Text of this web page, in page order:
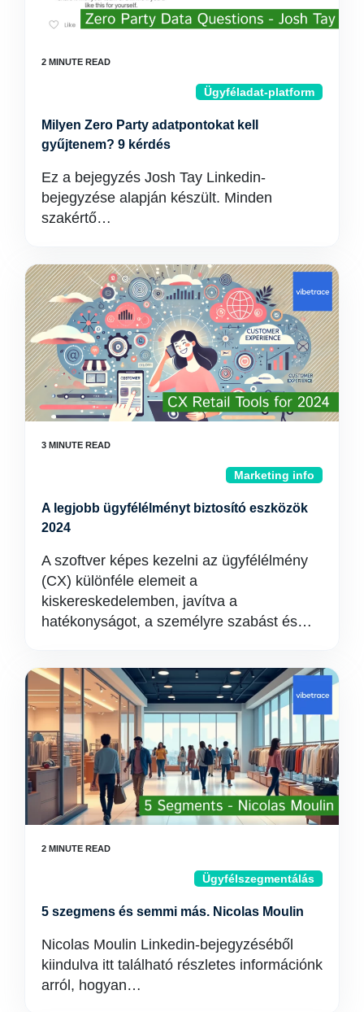
Ügyféladat-platform
Milyen Zero Party adatpontokat kell
gyűjtenem? 9 kérdés
Ez a bejegyzés Josh Tay Linkedin-
bejegyzése alapján készült. Minden
szakértő…
Marketing info
A legjobb ügyfélélményt biztosító eszközök
2024
A szoftver képes kezelni az ügyfélélmény
(CX) különféle elemeit a
kiskereskedelemben, javítva a
hatékonyságot, a személyre szabást és…
Ügyfélszegmentálás
5 szegmens és semmi más. Nicolas Moulin
Nicolas Moulin Linkedin-bejegyzéséből
kiindulva itt található részletes információnk
arról, hogyan…